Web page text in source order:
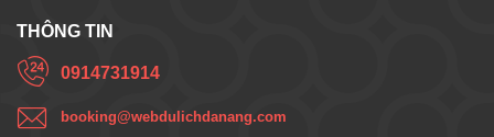
THÔNG TIN
0914731914
booking@webdulichdanang.com